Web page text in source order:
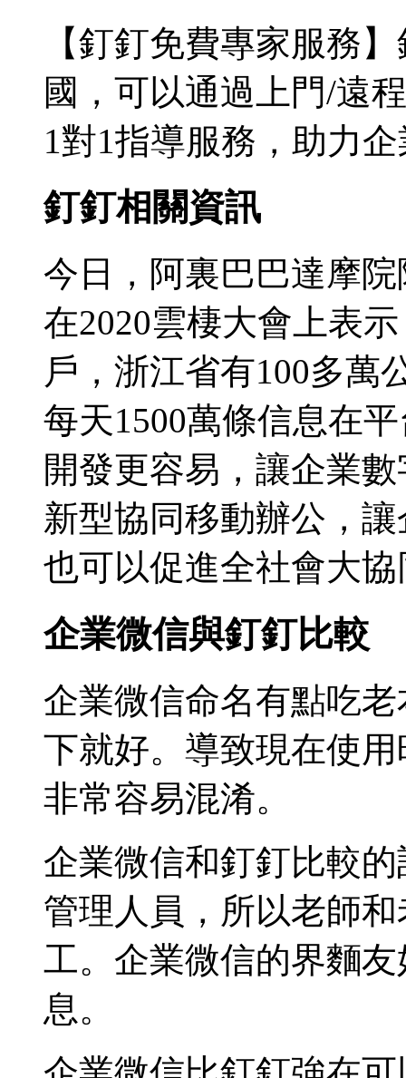
【釘釘免費專家服務
國，可以通過上門/遠
1對1指導服務，助力
釘釘相關資訊
今日，阿裏巴巴達摩
在2020雲棲大會上表
戶，浙江省有100多萬
每天1500萬條信息在
開發更容易，讓企業
新型協同移動辦公，
也可以促進全社會大協
企業微信與釘釘比較
企業微信命名有點吃
下就好。導致現在使
非常容易混淆。
企業微信和釘釘比較
管理人員，所以老師
工。企業微信的界麵
息。